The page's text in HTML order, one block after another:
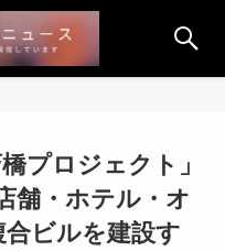
プロジェクト」
舗・ホテル・オ
ビルを建設す